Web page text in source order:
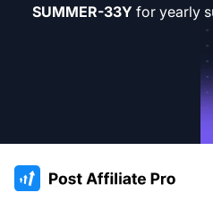
SUMMER-33Y for yearly
:site.title